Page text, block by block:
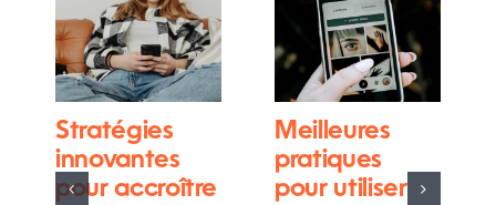
Stratégies
innovantes
pour accroître
Meilleures
pratiques
pour utiliser